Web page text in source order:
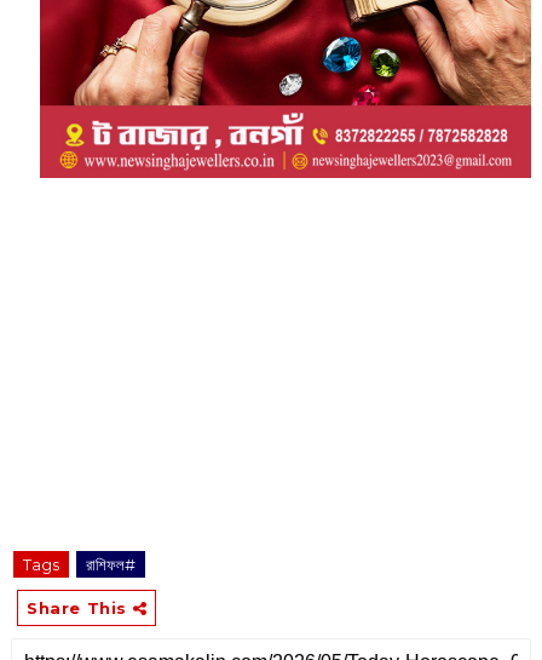
Tags রাশিফল#
Share This